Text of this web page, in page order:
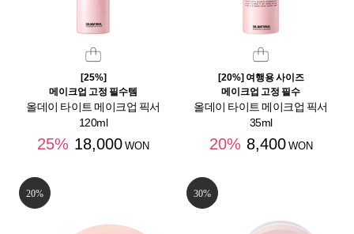
[25%]
메이크업 고정 필수템
올데이 타이트 메이크업 픽서
120ml
25% 18,000 WON
[20%] 여행용 사이즈
메이크업 고정 필수
올데이 타이트 메이크업 픽서
35ml
20% 8,400 WON
20% 30%